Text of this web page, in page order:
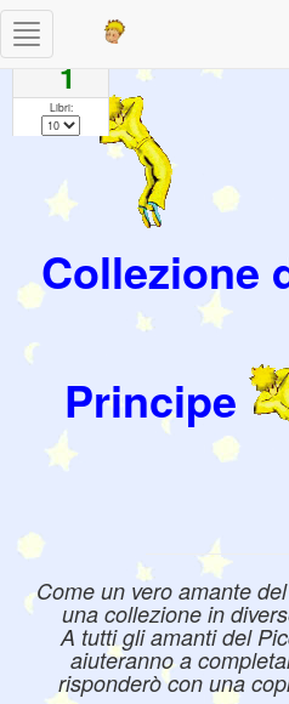
Collezione
Principe
Come un vero amante
una collezione in
A tutti gli amanti del
aiuteranno a
risponderò con una
Toggle
navigation
Pagine
1
Libri: